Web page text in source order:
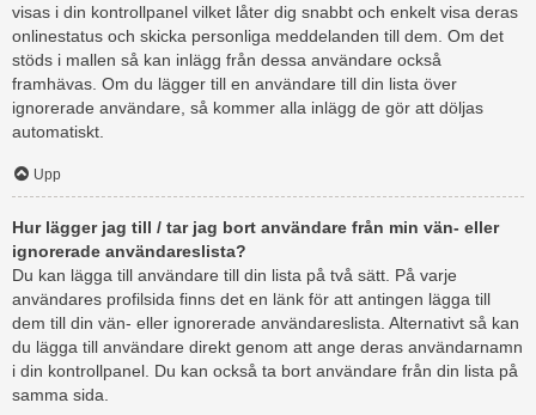
visas i din kontrollpanel vilket låter dig snabbt och enkelt visa deras
onlinestatus och skicka personliga meddelanden till dem. Om det
stöds i mallen så kan inlägg från dessa användare också
framhävas. Om du lägger till en användare till din lista över
ignorerade användare, så kommer alla inlägg de gör att döljas
automatiskt.
Upp
Hur lägger jag till / tar jag bort användare från min vän- eller
ignorerade användareslista?
Du kan lägga till användare till din lista på två sätt. På varje
användares profilsida finns det en länk för att antingen lägga till
dem till din vän- eller ignorerade användareslista. Alternativt så kan
du lägga till användare direkt genom att ange deras användarnamn
i din kontrollpanel. Du kan också ta bort användare från din lista på
samma sida.